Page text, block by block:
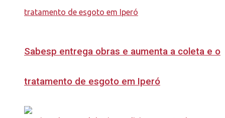
Sabesp entrega obras e aumenta a coleta e o
tratamento de esgoto em Iperó